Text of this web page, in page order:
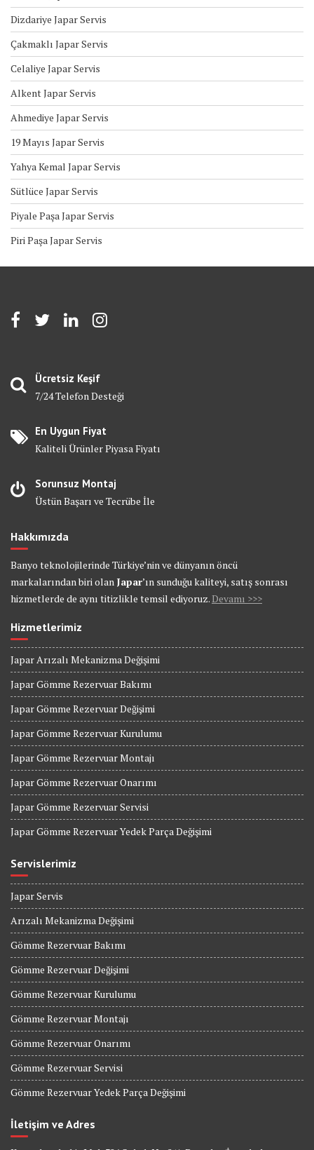
Dizdariye Japar Servis
Çakmaklı Japar Servis
Celaliye Japar Servis
Alkent Japar Servis
Ahmediye Japar Servis
19 Mayıs Japar Servis
Yahya Kemal Japar Servis
Sütlüce Japar Servis
Piyale Paşa Japar Servis
Piri Paşa Japar Servis
Ücretsiz Keşif
7/24 Telefon Desteği
En Uygun Fiyat
Kaliteli Ürünler Piyasa Fiyatı
Sorunsuz Montaj
Üstün Başarı ve Tecrübe İle
Hakkımızda
Banyo teknolojilerinde Türkiye’nin ve dünyanın öncü
markalarından biri olan Japar’ın sunduğu kaliteyi, satış sonrası
hizmetlerde de aynı titizlikle temsil ediyoruz.Devamı >>>
Hizmetlerimiz
Japar Arızalı Mekanizma Değişimi
Japar Gömme Rezervuar Bakımı
Japar Gömme Rezervuar Değişimi
Japar Gömme Rezervuar Kurulumu
Japar Gömme Rezervuar Montajı
Japar Gömme Rezervuar Onarımı
Japar Gömme Rezervuar Servisi
Japar Gömme Rezervuar Yedek Parça Değişimi
Servislerimiz
Japar Servis
Arızalı Mekanizma Değişimi
Gömme Rezervuar Bakımı
Gömme Rezervuar Değişimi
Gömme Rezervuar Kurulumu
Gömme Rezervuar Montajı
Gömme Rezervuar Onarımı
Gömme Rezervuar Servisi
Gömme Rezervuar Yedek Parça Değişimi
İletişim ve Adres